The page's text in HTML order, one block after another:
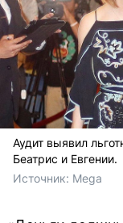
Аудит выявил
Беатрис и Евгении.
Источник: Mega